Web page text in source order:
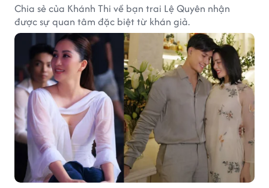
Chia sẻ của Khánh Thi về bạn trai Lệ Quyên nhận
được sự quan tâm đặc biệt từ khán giả.